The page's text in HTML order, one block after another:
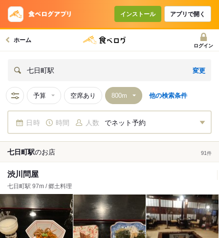
インストール アプリで開く
ホーム
ログイン
七日町駅 変更
予算 空席あり 他の検索条件
日時 時間 人数 でネット予約
七日町駅のお店 91 件
渋川問屋
七日町駅 97m / 郷土料理